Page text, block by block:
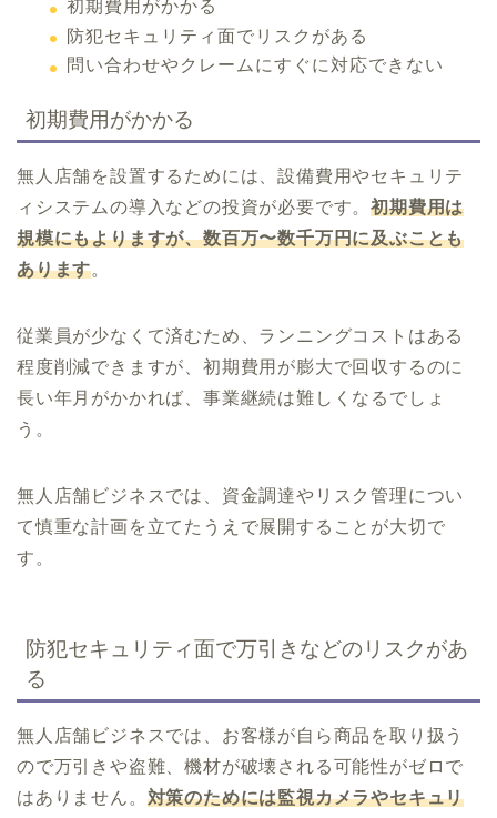
初期費用がかかる
防犯セキュリティ面でリスクがある
問い合わせやクレームにすぐに対応できない
初期費用がかかる
無人店舗を設置するためには、設備費用やセキュリテ
ィシステムの導入などの投資が必要です。初期費用は
規模にもよりますが、数百万〜数千万円に及ぶことも
あります。
従業員が少なくて済むため、ランニングコストはある
程度削減できますが、初期費用が膨大で回収するのに
長い年月がかかれば、事業継続は難しくなるでしょ
う。
無人店舗ビジネスでは、資金調達やリスク管理につい
て慎重な計画を立てたうえで展開することが大切で
す。
防犯セキュリティ面で万引きなどのリスクがあ
る
無人店舗ビジネスでは、お客様が自ら商品を取り扱う
ので万引きや盗難、機材が破壊される可能性がゼロで
はありません。 対策のためには監視カメラやセキュリ